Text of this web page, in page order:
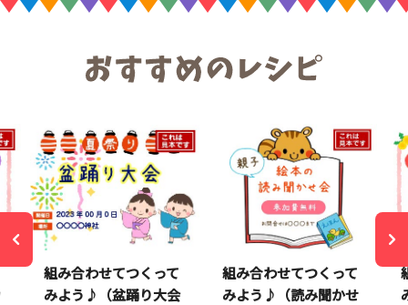
組み合わせてつくって
みよう♪（盆踊り大会
組み合わせてつくって
みよう♪（読み聞かせ